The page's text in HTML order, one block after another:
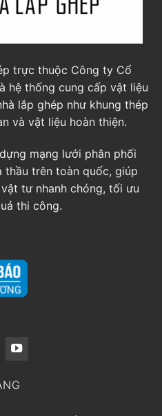
trực thuộc Công ty Cổ
hệ thống cung cấp vật liệu
lắp ghép như khung thép
và vật liệu hoàn thiện.
mạng lưới phân phối
thầu trên toàn quốc, giúp
tư nhanh chóng, tối ưu
thi công.